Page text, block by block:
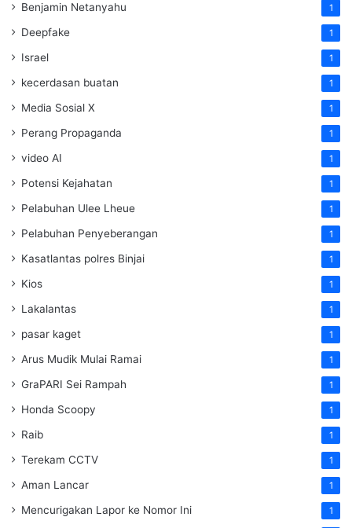
Benjamin Netanyahu 1
Deepfake 1
Israel 1
kecerdasan buatan 1
Media Sosial X 1
Perang Propaganda 1
video AI 1
Potensi Kejahatan 1
Pelabuhan Ulee Lheue 1
Pelabuhan Penyeberangan 1
Kasatlantas polres Binjai 1
Kios 1
Lakalantas 1
pasar kaget 1
Arus Mudik Mulai Ramai 1
GraPARI Sei Rampah 1
Honda Scoopy 1
Raib 1
Terekam CCTV 1
Aman Lancar 1
Mencurigakan Lapor ke Nomor Ini 1